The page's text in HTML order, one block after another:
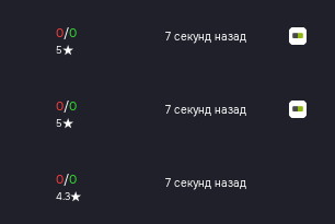
0/0
5
7 секунд назад
0/0
5
7 секунд назад
0/0
4.3
7 секунд назад